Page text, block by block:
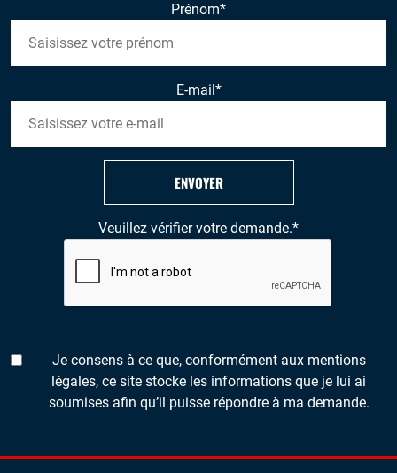
Prénom*
E-mail *
Veuillez vérifier votre demande.*
Je consens à ce que, conformément aux mentions
légales, ce site stocke les informations que je lui ai
soumises afin qu’il puisse répondre à ma demande.
ENVOYER